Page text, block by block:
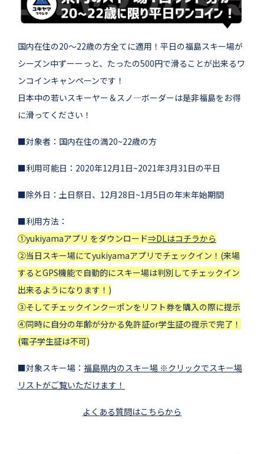
国内在住の20～22歳の方全てに適用！平日の福島スキー場が
シーズン中ずーーっと、たったの500円で滑ることが出来るワ
ンコインキャンペーンです！
日本中の若いスキーヤー＆スノ―ボーダーは是非福島をお得
に滑ってください！
■対象者：国内在住の満20~22歳の方
■利用可能日：2020年12月1日~2021年3月31日の平日
■除外日：土日祭日、12月28日~1月5日の年末年始期間
■利用方法：
①yukiyamaアプリ をダウンロード⇒DLはコチラから
②当日スキー場にてyukiyamaアプリでチェックイン！(来場
するとGPS機能で自動的にスキー場は判別してチェックイン
出来るようになります！)
③そしてチェックインクーポンをリフト券を購入の際に提示
④同時に自分の年齢が分かる免許証or学生証の提示で完了！
(電子学生証は不可)
■対象スキー場： 福島県内のスキー場 ※クリックでスキー場
リストがご覧いただけます！
よくある質問はこちらから